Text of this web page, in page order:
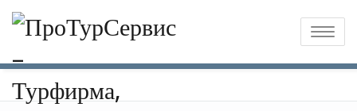
Toggle